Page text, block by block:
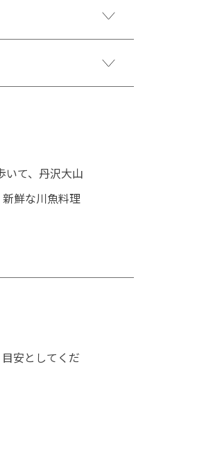
いて、丹沢大山
鮮な川魚料理
安としてくだ